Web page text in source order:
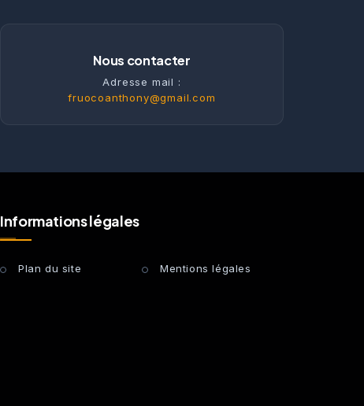
Nous contacter
Adresse mail :
fruocoanthony@gmail.com
Informations légales
Plan du site Mentions légales